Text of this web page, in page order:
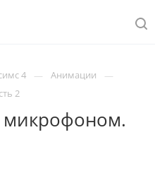
4
Анимации
2
микрофоном.